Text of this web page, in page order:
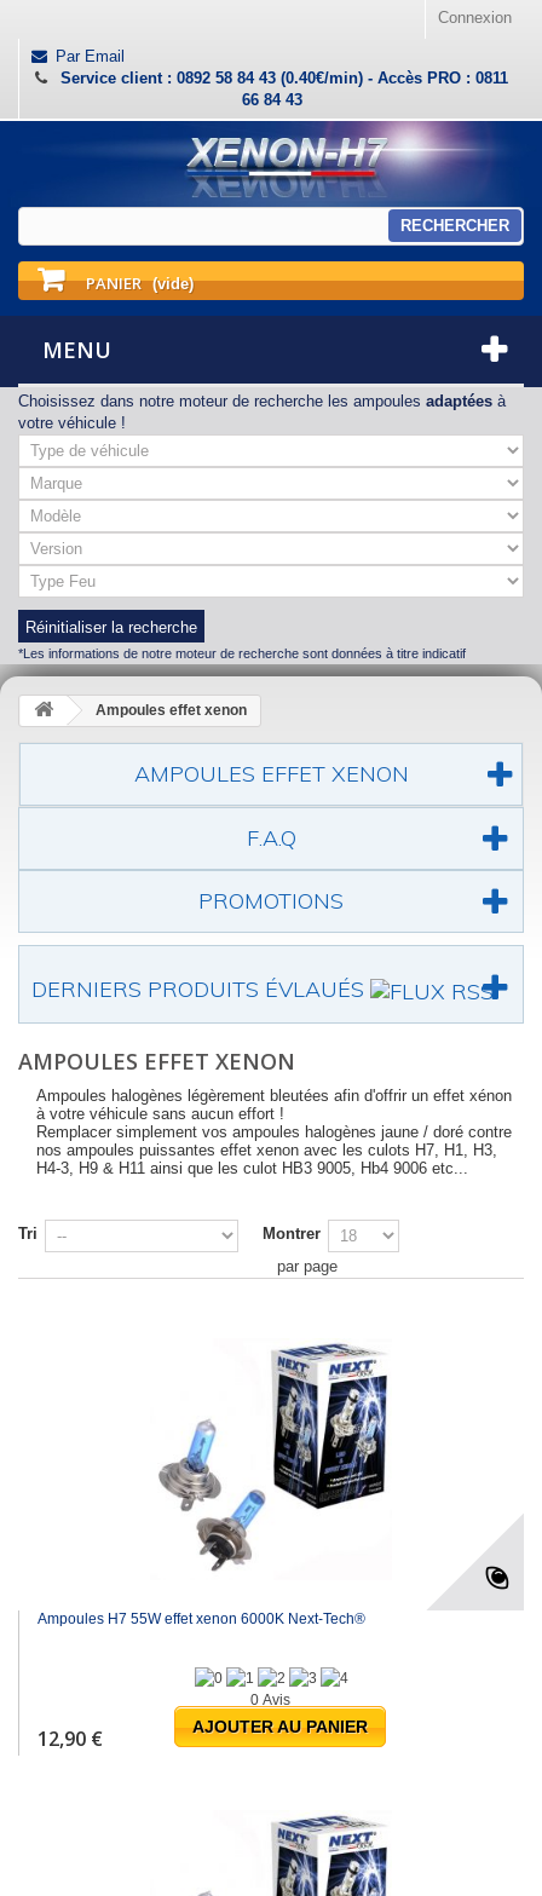
Connexion
Par Email
Service client : 0892 58 84 43 (0.40€/min) - Accès PRO : 0811
66 84 43
RECHERCHER
PANIER (vide)
MENU
Choisissez dans notre moteur de recherche les ampoules adaptées à
votre véhicule !
Réinitialiser la recherche
*Les informations de notre moteur de recherche sont données à titre indicatif
Ampoules effet xenon
AMPOULES EFFET XENON
F.A.Q
PROMOTIONS
DERNIERS PRODUITS ÉVLAUÉS
AMPOULES EFFET XENON
Ampoules halogènes légèrement bleutées afin d'offrir un effet xénon
à votre véhicule sans aucun effort !
Remplacer simplement vos ampoules halogènes jaune / doré contre
nos ampoules puissantes effet xenon avec les culots H7, H1, H3,
H4-3, H9 & H11 ainsi que les culot HB3 9005, Hb4 9006 etc...
Tri
Montrer
par page
Ampoules H7 55W effet xenon 6000K Next-Tech®
0 Avis
12,90 € AJOUTER AU PANIER